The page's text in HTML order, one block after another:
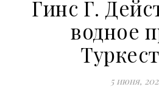
Гинс Г.
водное
5 июня,